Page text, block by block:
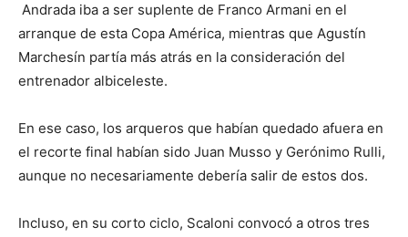
Andrada iba a ser suplente de Franco Armani en el
arranque de esta Copa América, mientras que Agustín
Marchesín partía más atrás en la consideración del
entrenador albiceleste.
En ese caso, los arqueros que habían quedado afuera en
el recorte final habían sido Juan Musso y Gerónimo Rulli,
aunque no necesariamente debería salir de estos dos.
Incluso, en su corto ciclo, Scaloni convocó a otros tres